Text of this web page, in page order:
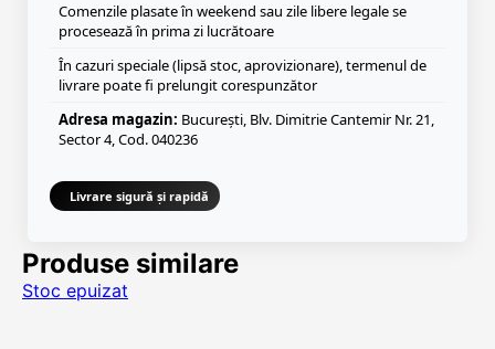
Comenzile plasate în weekend sau zile libere legale se
procesează în prima zi lucrătoare
În cazuri speciale (lipsă stoc, aprovizionare), termenul de
livrare poate fi prelungit corespunzător
Adresa magazin: București, Blv. Dimitrie Cantemir Nr. 21,
Sector 4, Cod. 040236
Livrare sigură și rapidă
Produse similare
Stoc epuizat